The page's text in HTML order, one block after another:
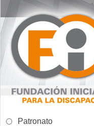
Patronato